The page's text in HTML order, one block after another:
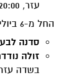
עזר, 20:00.
החל מ-6 ביולי
סדנה
זולה
בשדה